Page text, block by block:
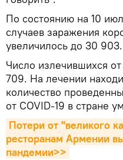
По состоянию на 10
случаев заражения
увеличилось до 30 903.
Число излечившихся
709. На лечении
количество
от COVID-19 в стране
Потери от "великого
ресторанам Армении
пандемии>>